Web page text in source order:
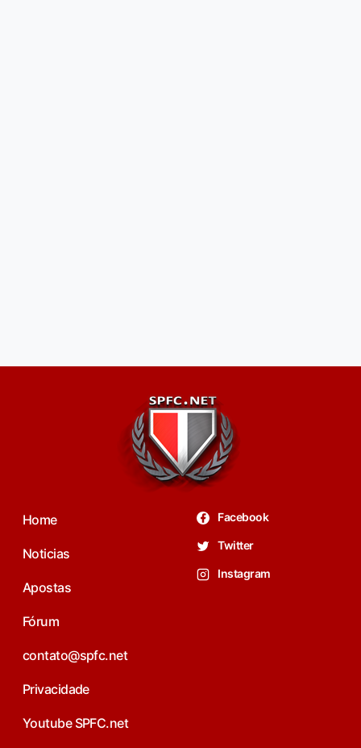
Home
Noticias
Apostas
Fórum
contato@spfc.net
Privacidade
Youtube SPFC.net
Facebook
Twitter
Instagram